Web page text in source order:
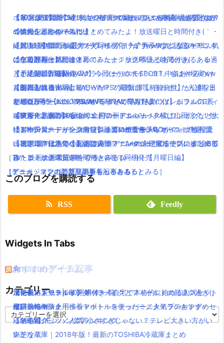
ポインコ10月新CM！うさぎの歌で跳ねてあやみちゃんを襲うww
【dポイント×ローソン】
「銀魂」小栗旬が主演で実写映画化( ﾟдﾟ )www気になるキャスト
は？公開日は？
【ポインコWEB限定CM】今回はかめポインコ！中条あやみのけ
ん玉にも注目！
劇場版FF15【KINGSGLAIVE FINAL FANTASY XV】がフルCG長
編映像作品が7月9日より全国ロードショーへ
「3本がパァーッ！」dポイントCMの黄色い鳥”ポインコ”が可愛
い過ぎ！声は意外なあの芸人！？
［TV・映画の新着記事をもっとみる］
【最強グラ】FF15の水上の都市 オルティシエが綺麗過ぎてもは
や観光レベル(＞A＜)!!!
絶賛上映中の「キングスグレイブ ファイナルファンタジー15」気
になる評判・感想は？
【予約開始】最新作『グランツーリスモSPORT』もはや現実ww
首都高走れるwww
リゼロがゲームに！PS4とPSVITAで限定特典にはレムラムのフィ
ギアが！水着コスも！
【ダウンロードリンク有り】話題のポケモンGOがマック情報流
出で延期？日本での配信はいつ？！AndroidとiOSでプレイ出来る
よ！
［ゲーム・スマホアプリの新着記事をもっとみる］
【10月放送開始】終末のイゼッタのあらすじ・声優・放送日など
の情報をまとめてみたよ！
【2016夏アニソン】サーヴァンプ・チア男子!!など話題のアニメ
の主題歌を一気にまとめてみたよ！放送曜日と時間付き(｀・ω・
´)！【火曜日編】
【朗報】銀魂実写は嘘だった！？実際に問い合わせした人達をま
とめたよ(｀・ω・´)wwww
【実写化】鋼の錬金術師エドワードエルリック役は山田涼介！他
にも本田翼、ディーン・フジオカ、松雪泰子らキャスト決定！
【祝アニメ化決定！】あの美麗ファンタジー”魔法使いの嫁”全3部
作！コミックス第6巻・7巻・8巻で同梱発売
［アニメ・マンガの新着記事をもっとみる］
【2016夏アニソン】ジョジョ・べルセルク・あまんちゅなどのア
ニメの主題歌を一気にまとめてみたよ！放送曜日と時間付き(｀・
ω・´)！【金曜日編】
【600万再生】岡崎体育のミュージックPVあるあるがあるある過
ぎと話題( ﾟдﾟ )wwww
【8/26Mステ出演】RADWIMPSの最新曲【前前前世】が公開2日
で100万再生！ついでにMVをまとめてみたよ！
【Mステで話題】Aimer(エメ)の新アルバム！RAD,ワンオクなど大
物アーティストが全楽曲提供＆プロデュース！
【2016夏アニソン】話題の新作アニメの主題歌を一気にまとめて
みたよ！放送曜日と時間付き(｀・ω・´)！【月曜日編】
［ミュージックの新着記事をもっとみる］
このブログを購読する
RSS Feedly
Widgets In Tabs
おすすめゲーム記事
【モンハンワールド】キャラメイクとフィールドの顔違い過ぎ(;
´Д｀)www
【MHW】モンハン文字小さすぎじゃない？テレビ大きい方がい
いかな？
Amazonアイテム
水耕栽培キット|LED照明付き！自宅で本格的に始める人気セット
水耕栽培キット｜ペットボトルを使ったミニタイプのおすすめセ
ットを紹介
東芝冷蔵庫｜2018年版！最新のTOSHIBA冷蔵庫まとめ
☆
ニンテンドースイッチ 本体 一覧
使い捨てマスク
☆
消化器／人気ランキング
耐震・転倒防止用接着マット・ストッパー／人気ランキング
応急処置グッツ／人気ランキング
☆
カテゴリー
テ